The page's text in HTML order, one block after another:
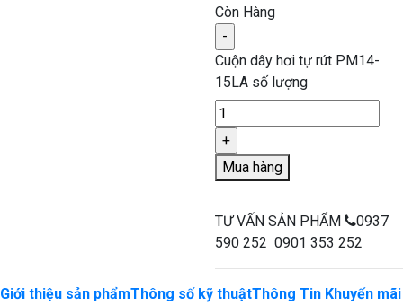
Còn Hàng
Cuộn dây hơi tự rút PM14-
15LA số lượng
Mua hàng
TƯ VẤN SẢN PHẨM
0937
590 252 0901 353 252
Giới thiệu sản phẩmThông số kỹ thuậtThông Tin Khuyến mãi